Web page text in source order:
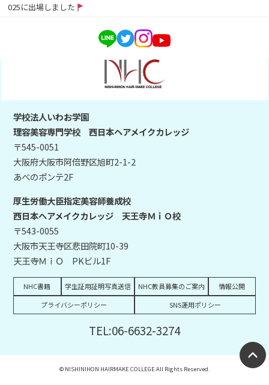
025に出場しました
学校法人いわお学園
理容美容専門学校 西日本ヘアメイクカレッジ
〒545-0051
大阪府大阪市阿倍野区旭町2-1-2
あべのポンテ2F
厚生労働大臣指定美容師養成校
西日本ヘアメイクカレッジ 天王寺ＭｉＯ校
〒543-0055
大阪市天王寺区悲田院町10-39
天王寺ＭｉＯ PKビル1F
NHC書籍 学生証用証明写真送信 NHC教員募集のご案内
情報公開
プライバシーポリシー
SNS運用ポリシー
TEL:06-6632-3274
© NISHINIHON HAIRMAKE COLLEGE All Rights Reserved.